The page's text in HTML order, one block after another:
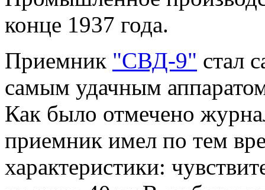
конце 1937 года.
Приемник "СВД-9" стал
самым удачным
Как было отмечено
приемник имел по тем
характеристики: